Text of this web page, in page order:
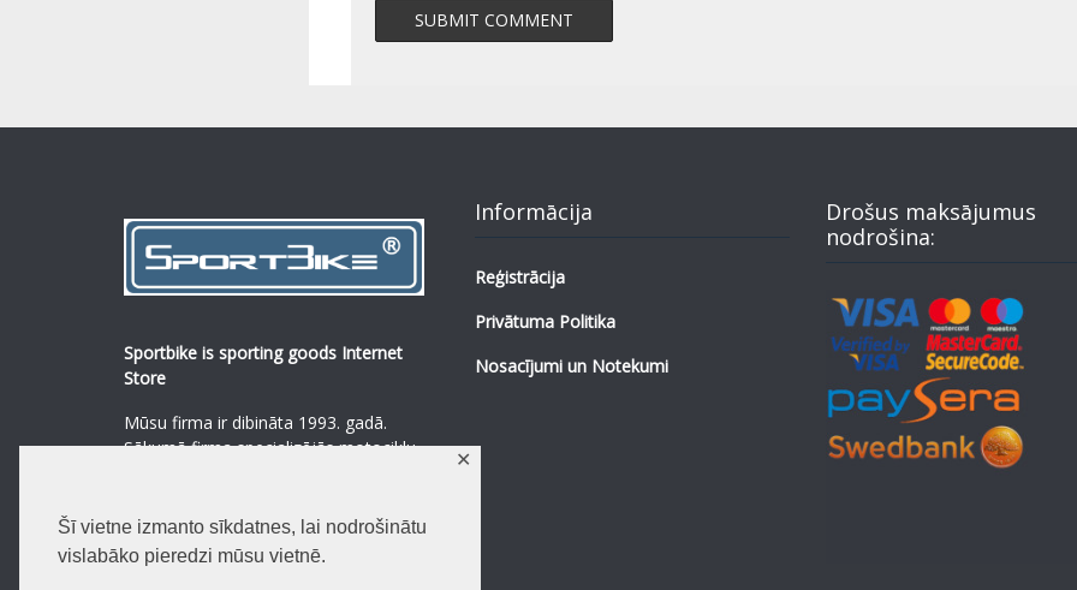
Šī vietne izmanto sīkdatnes, lai nodrošinātu
vislabāko pieredzi mūsu vietnē.
✕
Sportbike is sporting goods Internet
Store
Mūsu firma ir dibināta 1993. gadā.
Sākumā firma specializējās motociklu,
Lasīt vairāk
Informācija
Reģistrācija
Privātuma Politika
Nosacījumi un Notekumi
Drošus maksājumus
nodrošina:
0